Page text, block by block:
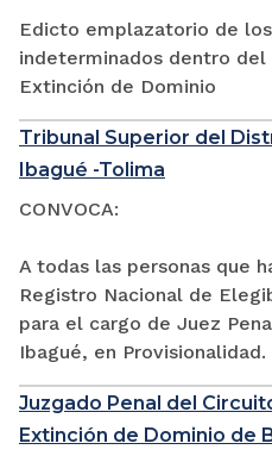
Edicto emplazatorio de
indeterminados dentro del
Extinción de Dominio
Tribunal Superior del
Ibagué -Tolima
CONVOCA:
A todas las personas que
Registro Nacional de
para el cargo de Juez
Ibagué, en Provisionalidad.
Juzgado Penal del
Extinción de Dominio de